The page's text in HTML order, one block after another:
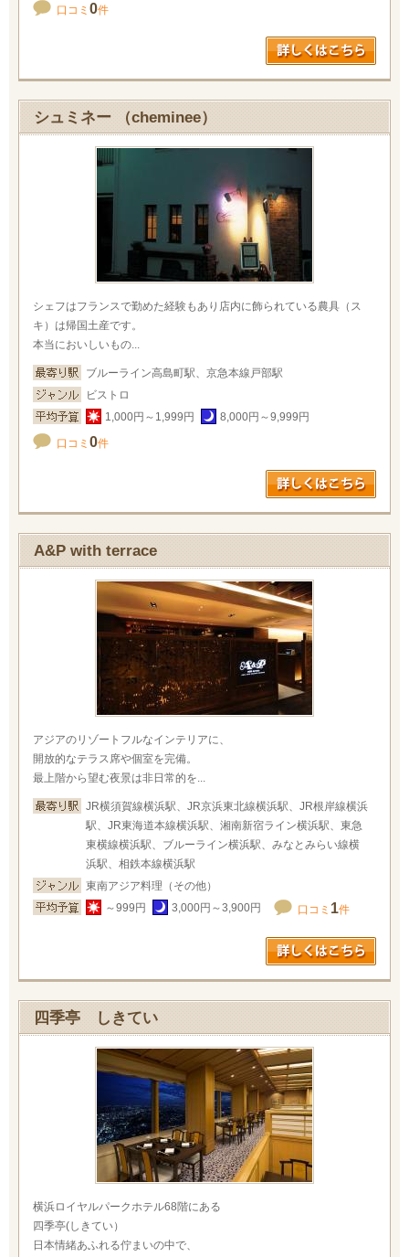
口コミ 0件
シュミネー （cheminee）
シェフはフランスで勤めた経験もあり店内に飾られている農具（ス
キ）は帰国土産です。
本当においしいもの...
ブルーライン高島町駅、京急本線戸部駅
ビストロ
1,000円～1,999円
8,000円～9,999円
口コミ 0件
A&P with terrace
アジアのリゾートフルなインテリアに、
開放的なテラス席や個室を完備。
最上階から望む夜景は非日常的を...
JR横須賀線横浜駅、JR京浜東北線横浜駅、JR根岸線横浜
駅、JR東海道本線横浜駅、湘南新宿ライン横浜駅、東急
東横線横浜駅、ブルーライン横浜駅、みなとみらい線横
浜駅、相鉄本線横浜駅
東南アジア料理（その他）
～999円
3,000円～3,900円 口コミ 1件
四季亭 しきてい
横浜ロイヤルパークホテル68階にある
四季亭(しきてい）
日本情緒あふれる佇まいの中で、